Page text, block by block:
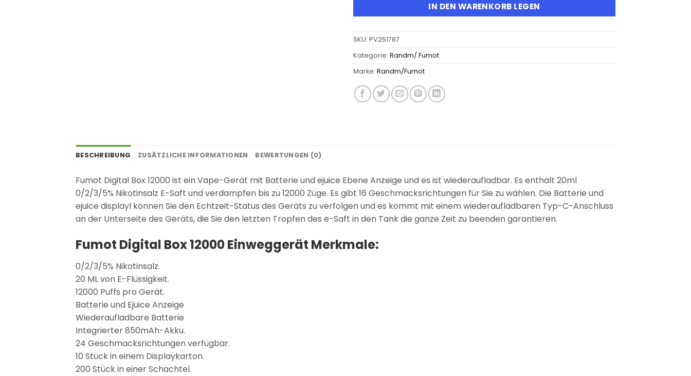
IN DEN WARENKORB LEGEN
SKU: PV251787
Kategorie: Randm/ Fumot
Marke: Randm/Fumot
BESCHREIBUNG ZUSÄTZLICHE INFORMATIONEN BEWERTUNGEN (0)
Fumot Digital Box 12000 ist ein Vape-Gerät mit Batterie und ejuice Ebene Anzeige und es ist wiederaufladbar. Es enthält 20ml
0/2/3/5% Nikotinsalz E-Saft und verdampfen bis zu 12000 Züge. Es gibt 16 Geschmacksrichtungen für Sie zu wählen. Die Batterie und
ejuice displayl können Sie den Echtzeit-Status des Geräts zu verfolgen und es kommt mit einem wiederaufladbaren Typ-C-Anschluss
an der Unterseite des Geräts, die Sie den letzten Tropfen des e-Saft in den Tank die ganze Zeit zu beenden garantieren.
Fumot Digital Box 12000 Einweggerät Merkmale:
0/2/3/5% Nikotinsalz.
20 ML von E-Flüssigkeit.
12000 Puffs pro Gerät.
Batterie und Ejuice Anzeige
Wiederaufladbare Batterie
Integrierter 850mAh-Akku.
24 Geschmacksrichtungen verfügbar.
10 Stück in einem Displaykarton.
200 Stück in einer Schachtel.